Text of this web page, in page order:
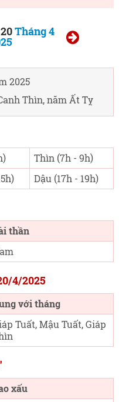
20Tháng 4
2025
Thìn, năm Ất Tỵ
Thìn (7h - 9h)
Dậu (17h - 19h)
thần
4/2025
với tháng
Tuất, Mậu Tuất, Giáp
xấu